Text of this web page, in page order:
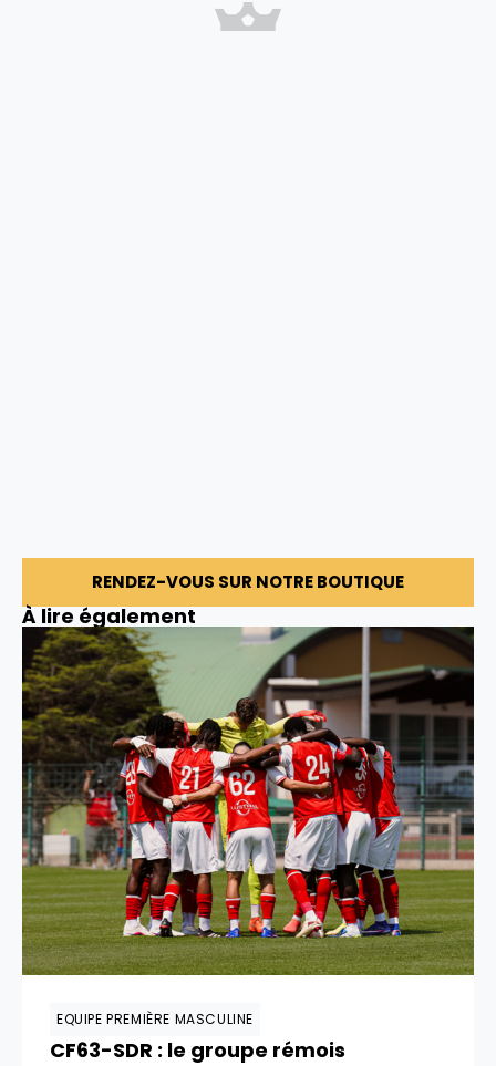
RENDEZ-VOUS SUR NOTRE BOUTIQUE
À lire également
EQUIPE PREMIÈRE MASCULINE
CF63-SDR : le groupe rémois